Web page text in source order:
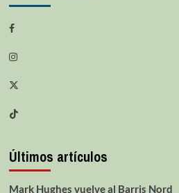
Últimos artículos
Mark Hughes vuelve al Barris Nord